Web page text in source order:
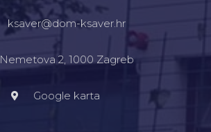
ksaver@dom-ksaver.hr
Nemetova 2, 1000 Zagreb​
Google karta